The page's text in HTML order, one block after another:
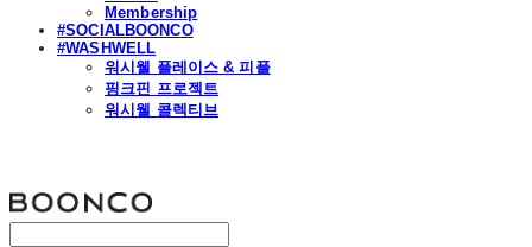
Membership
#SOCIALBOONCO
#WASHWELL
워시웰 플레이스 & 피플
핑크핀 프로젝트
워시웰 콜렉티브